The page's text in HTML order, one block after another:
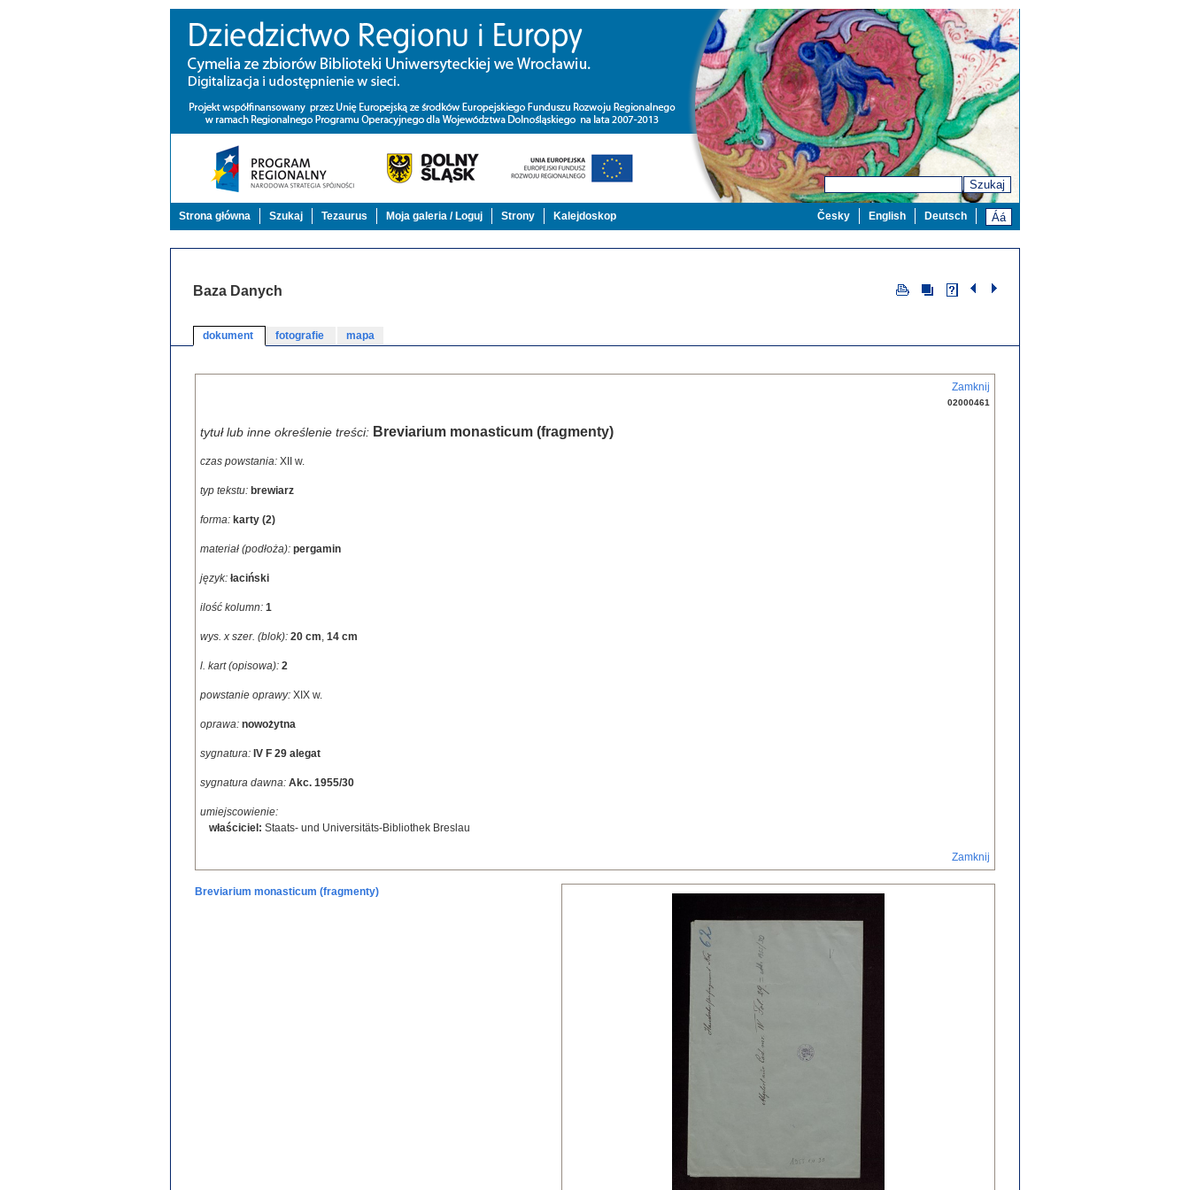
Szukaj
Strona główna Szukaj Tezaurus Moja galeria / Loguj Strony Kalejdoskop Deutsch
English
Česky
Baza Danych
dokument fotografie mapa
Zamknij
02000461
tytuł lub inne określenie treści: Breviarium monasticum (fragmenty)
czas powstania: XII w.
typ tekstu: brewiarz
forma: karty (2)
materiał (podłoża): pergamin
język: łaciński
ilość kolumn: 1
wys. x szer. (blok): 20 cm, 14 cm
l. kart (opisowa): 2
powstanie oprawy: XIX w.
oprawa: nowożytna
sygnatura: IV F 29 alegat
sygnatura dawna: Akc. 1955/30
umiejscowienie:
właściciel: Staats- und Universitäts-Bibliothek Breslau
Zamknij
Breviarium monasticum (fragmenty)